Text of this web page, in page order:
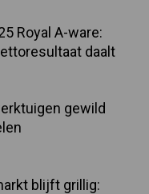
Royal A-ware:
daalt
gewild
blijft grillig: